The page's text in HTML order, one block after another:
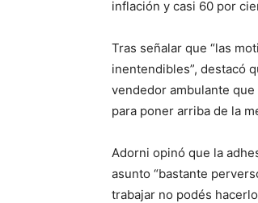
inflación y casi 60 por
Tras señalar que “las
inentendibles”, destacó
vendedor ambulante
para poner arriba de la
Adorni opinó que la
asunto “bastante
trabajar no podés